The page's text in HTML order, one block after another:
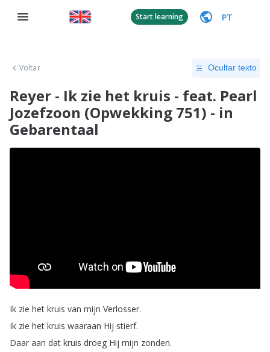
Start learning PT
Voltar Ocultar texto
Reyer - Ik zie het kruis - feat. Pearl
Jozefzoon (Opwekking 751) - in
Gebarentaal
Ik zie het kruis van mijn Verlosser.
Ik zie het kruis waaraan Hij stierf.
Daar aan dat kruis droeg Hij mijn zonden.